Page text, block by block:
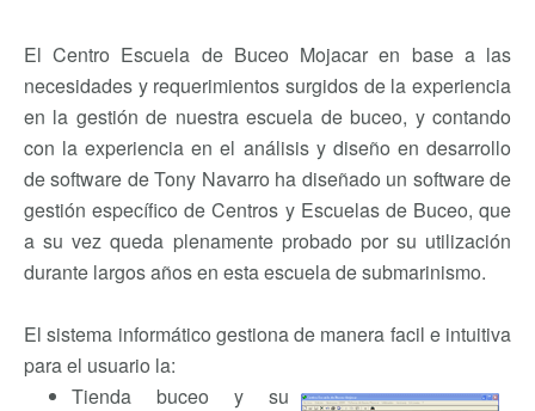
El Centro Escuela de Buceo Mojacar en base a las
necesidades y requerimientos surgidos de la experiencia
en la gestión de nuestra escuela de buceo, y contando
con la experiencia en el análisis y diseño en desarrollo
de software de Tony Navarro ha diseñado un software de
gestión específico de Centros y Escuelas de Buceo, que
a su vez queda plenamente probado por su utilización
durante largos años en esta escuela de submarinismo.
El sistema informático gestiona de manera facil e intuitiva
para el usuario la:
Tienda buceo y su